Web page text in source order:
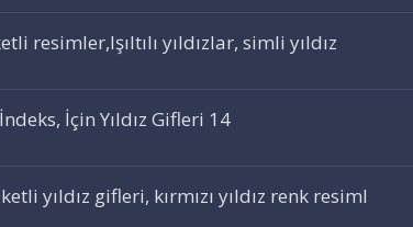
resimler,Işıltılı yıldızlar, simli yıldız
İçin Yıldız Gifleri 14
yıldız gifleri, kırmızı yıldız renk resiml